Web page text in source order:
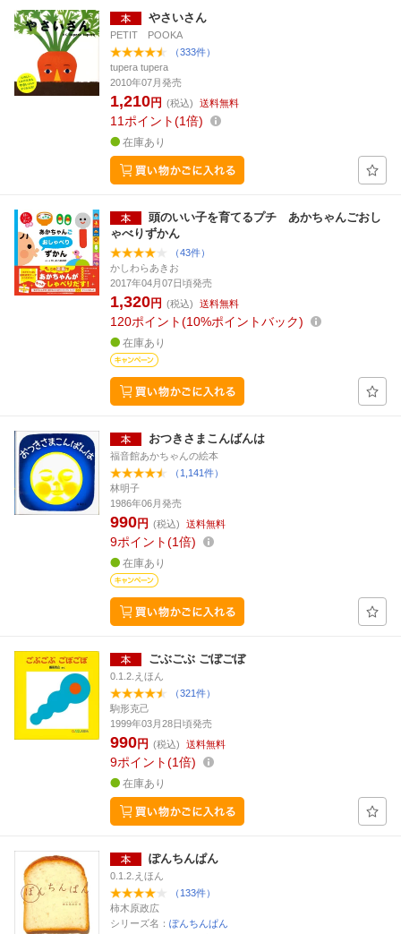
やさいさん
PETIT POOKA
（333件）
tupera tupera
2010年07月発売
1,210円 (税込) 送料無料
11 ポイント 1倍
在庫あり
頭のいい子を育てるプチ あかちゃんごおし
ゃべりずかん
（43件）
かしわらあきお
2017年04月07日頃発売
1,320円 (税込) 送料無料
120ポイント 10%ポイントバック
在庫あり
おつきさまこんばんは
福音館あかちゃんの絵本
（1,141件）
林明子
1986年06月発売
990円 (税込) 送料無料
9ポイント 1倍
在庫あり
ごぶごぶ ごぼごぼ
0.1.2.えほん
（321件）
駒形克己
1999年03月28日頃発売
990円 (税込) 送料無料
9ポイント 1倍
在庫あり
ぽんちんぱん
0.1.2.えほん
（133件）
柿木原政広
シリーズ名： ぽんちんぱん